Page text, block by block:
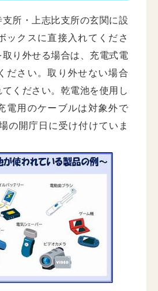
所・上志比支所の玄関に設
ックスに直接入れてくださ
り外せる場合は、充電式電
ださい。取り外せない場合
ください。乾電池を使用し
電用のケーブルは対象外で
の開庁日に受け付けていま